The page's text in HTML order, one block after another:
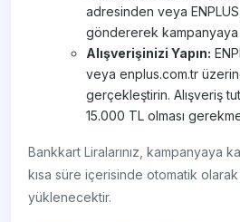
adresinden veya
göndererek kampanyaya
Alışverişinizi Yapın:
veya enplus.com.tr
gerçekleştirin. Alışveriş
15.000 TL olması
Bankkart Liralarınız, kampanyaya
kısa süre içerisinde otomatik olarak
yüklenecektir.